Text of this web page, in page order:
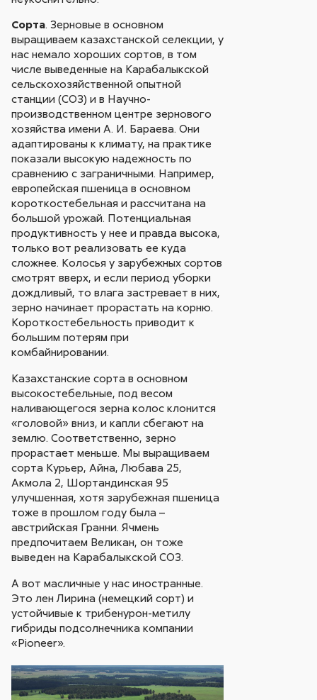
Сорта. Зерновые в основном
выращиваем казахстанской селекции, у
нас немало хороших сортов, в том
числе выведенные на Карабалыкской
сельскохозяйственной опытной
станции (СОЗ) и в Научно-
производственном центре зернового
хозяйства имени А. И. Бараева. Они
адаптированы к климату, на практике
показали высокую надежность по
сравнению с заграничными. Например,
европейская пшеница в основном
короткостебельная и рассчитана на
большой урожай. Потенциальная
продуктивность у нее и правда высока,
только вот реализовать ее куда
сложнее. Колосья у зарубежных сортов
смотрят вверх, и если период уборки
дождливый, то влага застревает в них,
зерно начинает прорастать на корню.
Короткостебельность приводит к
большим потерям при
комбайнировании.
Казахстанские сорта в основном
высокостебельные, под весом
наливающегося зерна колос клонится
«головой» вниз, и капли сбегают на
землю. Соответственно, зерно
прорастает меньше. Мы выращиваем
сорта Курьер, Айна, Любава 25,
Акмола 2, Шортандинская 95
улучшенная, хотя зарубежная пшеница
тоже в прошлом году была –
австрийская Гранни. Ячмень
предпочитаем Великан, он тоже
выведен на Карабалыкской СОЗ.
А вот масличные у нас иностранные.
Это лен Лирина (немецкий сорт) и
устойчивые к трибенурон-метилу
гибриды подсолнечника компании
«Pioneer».